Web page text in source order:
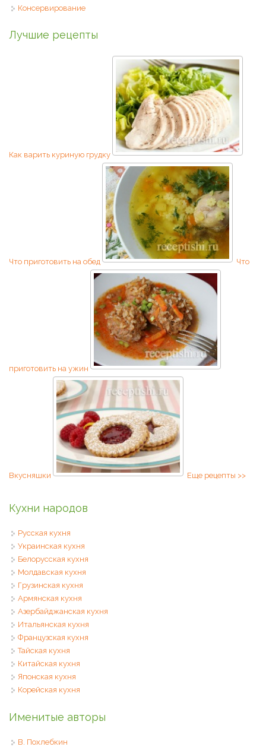
Консервирование
Лучшие рецепты
Как варить куриную грудку
Что приготовить на обед Что
приготовить на ужин
Вкусняшки Еще рецепты >>
Кухни народов
Русская кухня
Украинская кухня
Белорусская кухня
Молдавская кухня
Грузинская кухня
Армянская кухня
Азербайджанская кухня
Итальянская кухня
Французская кухня
Тайская кухня
Китайская кухня
Японская кухня
Корейская кухня
Именитые авторы
В. Похлебкин